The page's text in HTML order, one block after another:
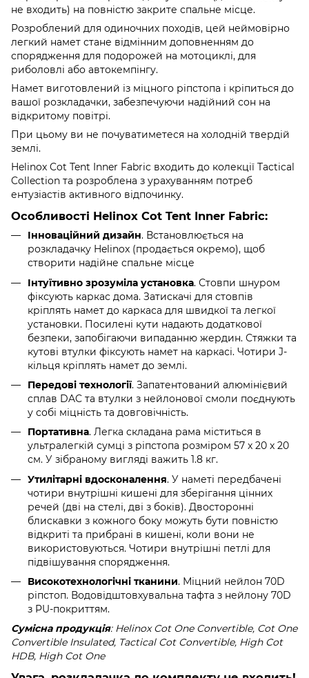
не входить) на повністю закрите спальне місце.
Розроблений для одиночних походів, цей неймовірно
легкий намет стане відмінним доповненням до
спорядження для подорожей на мотоциклі, для
риболовлі або автокемпінгу.
Намет виготовлений із міцного ріпстопа і кріпиться до
вашої розкладачки, забезпечуючи надійний сон на
відкритому повітрі.
При цьому ви не почуватиметеся на холодній твердій
землі.
Helinox Cot Tent Inner Fabric входить до колекції Tactical
Collection та розроблена з урахуванням потреб
ентузіастів активного відпочинку.
Особливості Helinox Cot Tent Inner Fabric:
Інноваційний дизайн. Встановлюється на
розкладачку Helinox (продається окремо), щоб
створити надійне спальне місце
Інтуїтивно зрозуміла установка. Стовпи шнуром
фіксують каркас дома. Затискачі для стовпів
кріплять намет до каркаса для швидкої та легкої
установки. Посилені кути надають додаткової
безпеки, запобігаючи випаданню жердин. Стяжки та
кутові втулки фіксують намет на каркасі. Чотири J-
кільця кріплять намет до землі.
Передові технології. Запатентований алюмінієвий
сплав DAC та втулки з нейлонової смоли поєднують
у собі міцність та довговічність.
Портативна. Легка складана рама міститься в
ультралегкій сумці з ріпстопа розміром 57 x 20 x 20
см. У зібраному вигляді важить 1.8 кг.
Утилітарні вдосконалення. У наметі передбачені
чотири внутрішні кишені для зберігання цінних
речей (дві на стелі, дві з боків). Двосторонні
блискавки з кожного боку можуть бути повністю
відкриті та прибрані в кишені, коли вони не
використовуються. Чотири внутрішні петлі для
підвішування спорядження.
Високотехнологічні тканини. Міцний нейлон 70D
ріпстоп. Водовідштовхувальна тафта з нейлону 70D
з PU-покриттям.
Сумісна продукція: Helinox Cot One Convertible, Cot One
Convertible Insulated, Tactical Cot Convertible, High Cot
HDВ, High Cot One